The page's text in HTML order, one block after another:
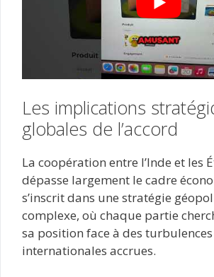
Les implications
globales de l’accord
La coopération entre l’Inde et les
dépasse largement le cadre
s’inscrit dans une stratégie
complexe, où chaque partie
sa position face à des turbulences
internationales accrues.